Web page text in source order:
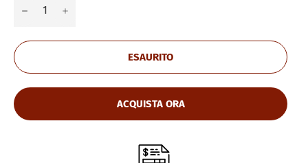
− +
ESAURITO
ACQUISTA ORA